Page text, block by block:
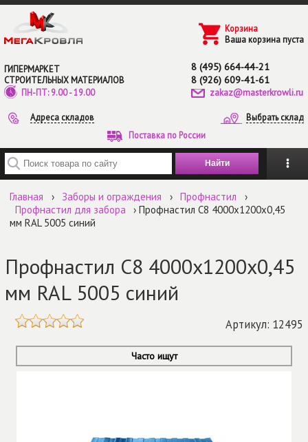
Перейти к основному содержанию
ГИПЕРМАРКЕТ
СТРОИТЕЛЬНЫХ МАТЕРИАЛОВ
ПН-ПТ: 9.00 - 19.00
8 (495) 664-44-21
8 (926) 609-41-61
zakaz@masterkrowli.ru
Адреса складов
Выбрать склад
Поставка по России
Корзина
Ваша корзина пуста
Введите ключевые слова для поиска
Главная › Заборы и ограждения › Профнастил
›
Профнастил для забора
› Профнастил С8 4000х1200х0,45
мм RAL 5005 синий
Профнастил С8 4000х1200х0,45
мм RAL 5005 синий
Артикул: 12495
Часто ищут